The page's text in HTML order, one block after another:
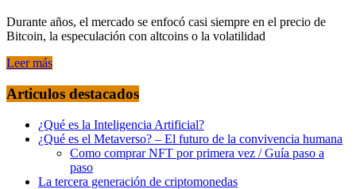
Durante años, el mercado se enfocó casi siempre en el precio de
Bitcoin, la especulación con altcoins o la volatilidad
Leer más
Articulos destacados
¿Qué es la Inteligencia Artificial?
¿Qué es el Metaverso? – El futuro de la convivencia humana
Como comprar NFT por primera vez / Guía paso a
paso
La tercera generación de criptomonedas